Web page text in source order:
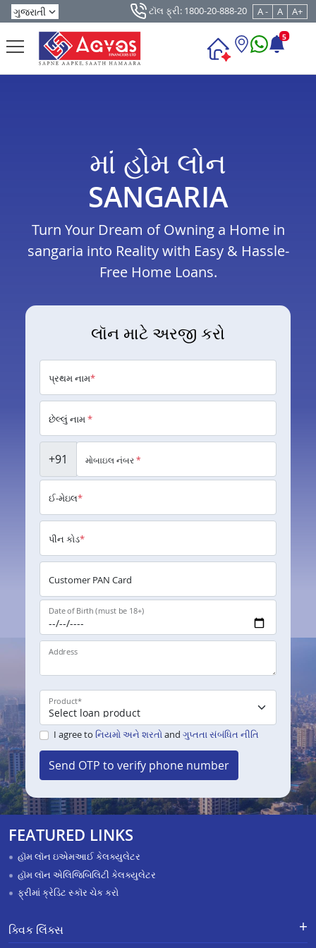
ટૉલ ફ્રી: 1800-20-888-20 A - A A+
5
માં હોમ લોન
SANGARIA
Turn Your Dream of Owning a Home in
sangaria into Reality with Easy & Hassle-
Free Home Loans.
લૉન માટે અરજી કરો
પ્રથમ નામ*
છેલ્લું નામ*
+91 મોબાઇલ નંબર*
ઈ-મેઇલ*
પીન કોડ*
Customer PAN Card
Date of Birth (must be 18+)
Address
Product*
I agree to નિયમો અને શરતોand ગુપ્તતા સંબંધિત નીતિ
Send OTP to verify phone number
FEATURED LINKS
હૉમ લૉન ઇએમઆઈ કેલક્યુલેટર
હૉમ લૉન એલિજિબિલિટી કેલક્યુલેટર
ફ્રીમાં ક્રેડિટ સ્કૉર ચેક કરો
ક્વિક લિંક્સ